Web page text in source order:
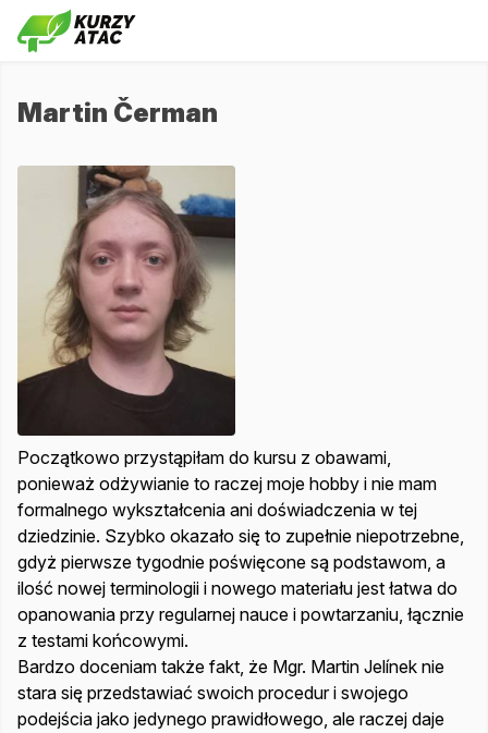
Martin Čerman
Początkowo przystąpiłam do kursu z obawami,
ponieważ odżywianie to raczej moje hobby i nie mam
formalnego wykształcenia ani doświadczenia w tej
dziedzinie. Szybko okazało się to zupełnie niepotrzebne,
gdyż pierwsze tygodnie poświęcone są podstawom, a
ilość nowej terminologii i nowego materiału jest łatwa do
opanowania przy regularnej nauce i powtarzaniu, łącznie
z testami końcowymi.
Bardzo doceniam także fakt, że Mgr. Martin Jelínek nie
stara się przedstawiać swoich procedur i swojego
podejścia jako jedynego prawidłowego, ale raczej daje